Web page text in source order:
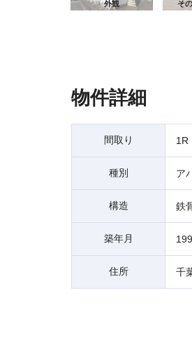
外観 そ
物件詳細
間取り 1R
種別 ア
構造 鉄
築年月
住所 千